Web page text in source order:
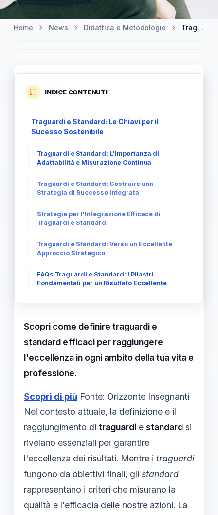
Home News Didattica e Metodologie Traguardi e Standard: I Pilastri Fondamentali per un Risultato Eccellente
INDICE CONTENUTI
Traguardi e Standard: Le Chiavi per il
Sucesso Sostenibile
Traguardi e Standard: L'Importanza di
Adattabilità e Misurazione Continua
Traguardi e Standard: Costruire una
Strategia di Successo Integrata
Strategie per l'Integrazione Efficace di
Traguardi e Standard
Traguardi e Standard: Verso un Eccellente
Approccio Strategico
FAQs Traguardi e Standard: I Pilastri
Fondamentali per un Risultato Eccellente
Scopri come definire traguardi e
standard efficaci per raggiungere
l'eccellenza in ogni ambito della tua vita e
professione.
Scopri di più Fonte: Orizzonte Insegnanti
Nel contesto attuale, la definizione e il
raggiungimento di traguardi e standard si
rivelano essenziali per garantire
l'eccellenza dei risultati. Mentre i traguardi
fungono da obiettivi finali, gli standard
rappresentano i criteri che misurano la
qualità e l'efficacia delle nostre azioni. La